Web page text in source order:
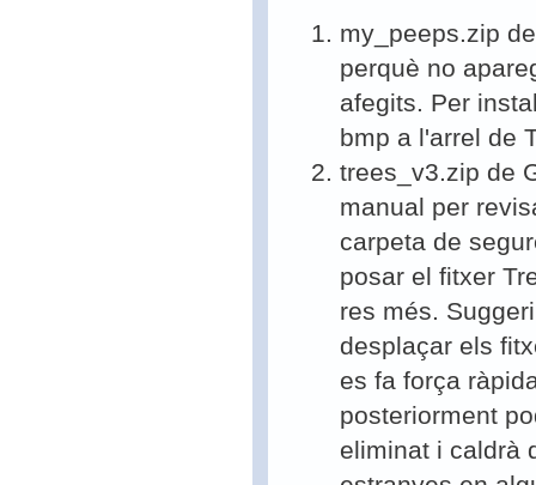
my_peeps.zip
perquè no
afegits. Per
bmp a l'arrel de
trees_v3.zip de
manual per
carpeta de
posar el fitxer
res més.
desplaçar els
es fa força
posteriorment
eliminat i caldrà